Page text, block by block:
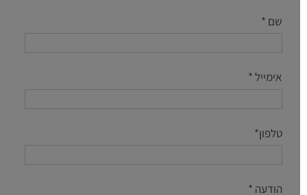
שם *
אימייל *
טלפון*
הודעה *